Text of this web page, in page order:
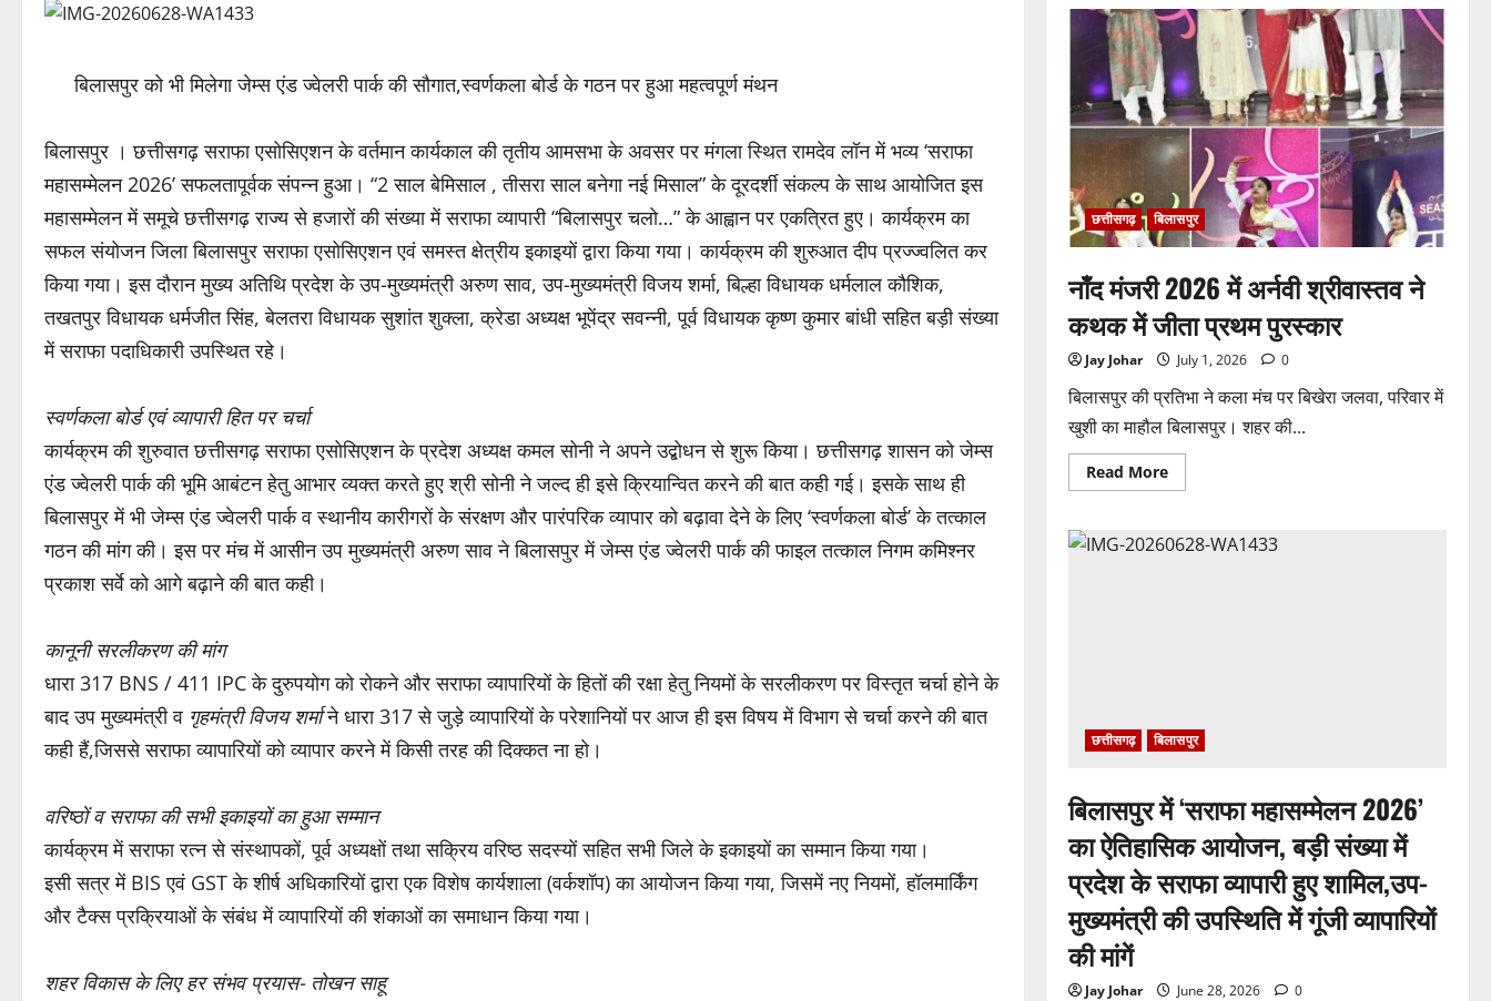
बिलासपुर को भी मिलेगा जेम्स एंड ज्वेलरी पार्क की सौगात,स्वर्णकला बोर्ड के गठन पर हुआ महत्वपूर्ण मंथन
बिलासपुर । छत्तीसगढ़ सराफा एसोसिएशन के वर्तमान कार्यकाल की तृतीय आमसभा के अवसर पर मंगला स्थित रामदेव लॉन में भव्य ‘सराफा
महासम्मेलन 2026’ सफलतापूर्वक संपन्न हुआ। “2 साल बेमिसाल , तीसरा साल बनेगा नई मिसाल” के दूरदर्शी संकल्प के साथ आयोजित इस
महासम्मेलन में समूचे छत्तीसगढ़ राज्य से हजारों की संख्या में सराफा व्यापारी “बिलासपुर चलो…” के आह्वान पर एकत्रित हुए। कार्यक्रम का
सफल संयोजन जिला बिलासपुर सराफा एसोसिएशन एवं समस्त क्षेत्रीय इकाइयों द्वारा किया गया। कार्यक्रम की शुरुआत दीप प्रज्ज्वलित कर
किया गया। इस दौरान मुख्य अतिथि प्रदेश के उप-मुख्यमंत्री अरुण साव, उप-मुख्यमंत्री विजय शर्मा, बिल्हा विधायक धर्मलाल कौशिक,
तखतपुर विधायक धर्मजीत सिंह, बेलतरा विधायक सुशांत शुक्ला, क्रेडा अध्यक्ष भूपेंद्र सवन्नी, पूर्व विधायक कृष्ण कुमार बांधी सहित बड़ी संख्या
में सराफा पदाधिकारी उपस्थित रहे।
स्वर्णकला बोर्ड एवं व्यापारी हित पर चर्चा
कार्यक्रम की शुरुवात छत्तीसगढ़ सराफा एसोसिएशन के प्रदेश अध्यक्ष कमल सोनी ने अपने उद्बोधन से शुरू किया। छत्तीसगढ़ शासन को जेम्स
एंड ज्वेलरी पार्क की भूमि आबंटन हेतु आभार व्यक्त करते हुए श्री सोनी ने जल्द ही इसे क्रियान्वित करने की बात कही गई। इसके साथ ही
बिलासपुर में भी जेम्स एंड ज्वेलरी पार्क व स्थानीय कारीगरों के संरक्षण और पारंपरिक व्यापार को बढ़ावा देने के लिए ‘स्वर्णकला बोर्ड’ के तत्काल
गठन की मांग की। इस पर मंच में आसीन उप मुख्यमंत्री अरुण साव ने बिलासपुर में जेम्स एंड ज्वेलरी पार्क की फाइल तत्काल निगम कमिश्नर
प्रकाश सर्वे को आगे बढ़ाने की बात कही।
कानूनी सरलीकरण की मांग
धारा 317 BNS / 411 IPC के दुरुपयोग को रोकने और सराफा व्यापारियों के हितों की रक्षा हेतु नियमों के सरलीकरण पर विस्तृत चर्चा होने के
बाद उप मुख्यमंत्री व गृहमंत्री विजय शर्माने धारा 317 से जुड़े व्यापारियों के परेशानियों पर आज ही इस विषय में विभाग से चर्चा करने की बात
कही हैं,जिससे सराफा व्यापारियों को व्यापार करने में किसी तरह की दिक्कत ना हो।
वरिष्ठों व सराफा की सभी इकाइयों का हुआ सम्मान
कार्यक्रम में सराफा रत्न से संस्थापकों, पूर्व अध्यक्षों तथा सक्रिय वरिष्ठ सदस्यों सहित सभी जिले के इकाइयों का सम्मान किया गया।
इसी सत्र में BIS एवं GST के शीर्ष अधिकारियों द्वारा एक विशेष कार्यशाला (वर्कशॉप) का आयोजन किया गया, जिसमें नए नियमों, हॉलमार्किंग
और टैक्स प्रक्रियाओं के संबंध में व्यापारियों की शंकाओं का समाधान किया गया।
शहर विकास के लिए हर संभव प्रयास- तोखन साहू
सरकार
में
कांग्रेसी
ठेकेदार
को
करोड़ों
का
टेंडर:
मंत्रियों
के
नाक
नीचे
हो
रहा
खेल,
की
मिलीभगत
से
मिल
रहा
करोड़ों
का
टेंडर,
सरकार
तक
पहुंची
छत्तीसगढ़ बिलासपुर
नाँद मंजरी 2026 में अर्नवी श्रीवास्तव ने
कथक में जीता प्रथम पुरस्कार
Jay Johar July 1, 2026 0
बिलासपुर की प्रतिभा ने कला मंच पर बिखेरा जलवा, परिवार में
खुशी का माहौल बिलासपुर। शहर की...
Read MoreRead
more
मंजरी
2026
छत्तीसगढ़ बिलासपुर
बिलासपुर में ‘सराफा महासम्मेलन 2026’
का ऐतिहासिक आयोजन, बड़ी संख्या में
प्रदेश के सराफा व्यापारी हुए शामिल,उप-
मुख्यमंत्री की उपस्थिति में गूंजी व्यापारियों
की मांगें
Jay Johar June 28, 2026 0